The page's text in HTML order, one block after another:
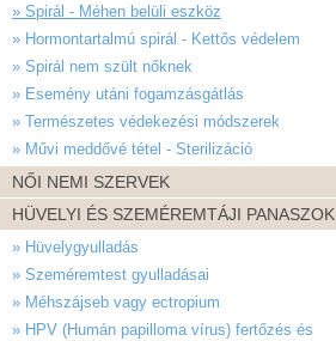
» Spirál - Méhen belüli eszköz
» Hormontartalmú spirál - Kettős védelem
» Spirál nem szült nőknek
» Esemény utáni fogamzásgátlás
» Természetes védekezési módszerek
» Művi meddővé tétel - Sterilizáció
NŐI NEMI SZERVEK
HÜVELYI ÉS SZEMÉREMTÁJI PANASZOK
» Hüvelygyulladás
» Szeméremtest gyulladásai
» Méhszájseb vagy ectropium
» HPV (Humán papilloma vírus) fertőzés és